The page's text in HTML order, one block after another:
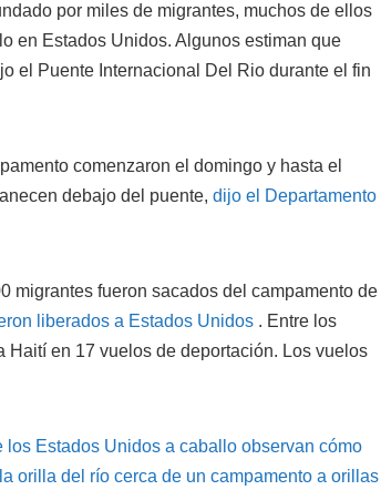
por miles de migrantes, muchos de ellos
en Estados Unidos. Algunos estiman que
el Puente Internacional Del Rio durante el fin
comenzaron el domingo y hasta el
debajo del puente, dijo el Departamento
migrantes fueron sacados del campamento de
liberados a Estados Unidos . Entre los
Haití en 17 vuelos de deportación. Los vuelos